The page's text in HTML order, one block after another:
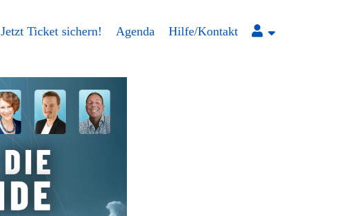
Jetzt Ticket sichern! Agenda Hilfe/Kontakt